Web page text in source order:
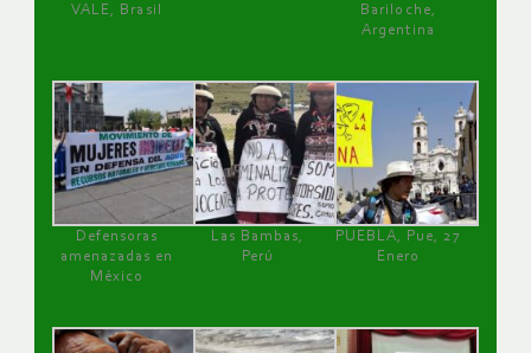
VALE, Brasil
Bariloche,
Argentina
Defensoras
amenazadas en
México
Las Bambas,
Perú
PUEBLA, Pue, 27
Enero